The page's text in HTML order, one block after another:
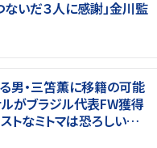
ないだ３人に感謝」金川監
る男・三笘薫に移籍の可能
がブラジル代表FW獲得
トなミトマは恐ろしいほ